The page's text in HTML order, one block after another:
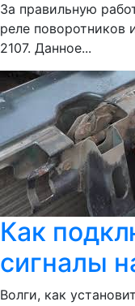
За правильную
реле поворотников
2107. Данное...
Как
сигналы
Волги, как